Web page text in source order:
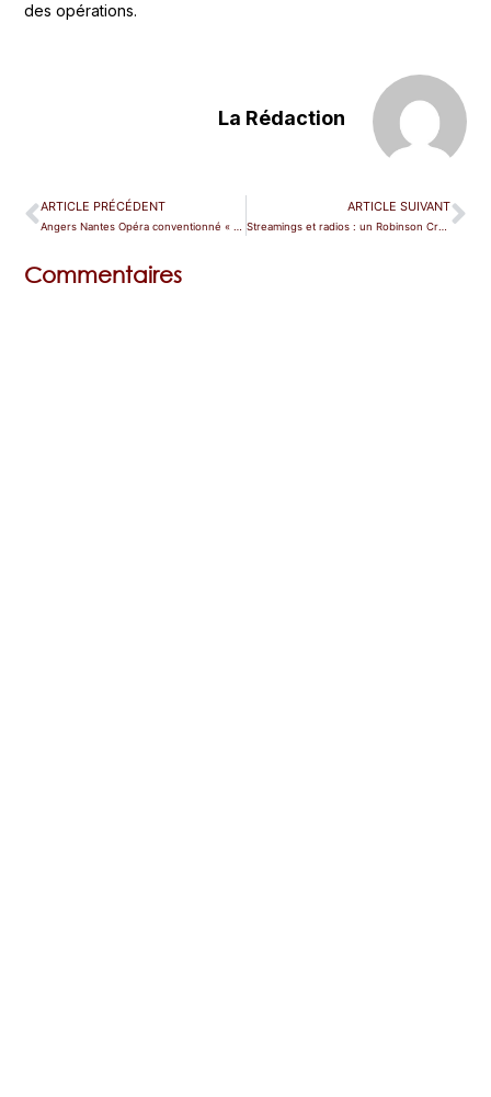
des opérations.
La Rédaction
ARTICLE PRÉCÉDENT ARTICLE SUIVANT
Streamings et radios : un Robinson Crusoé d’orfèvres sur grands et petits écrans
Commentaires